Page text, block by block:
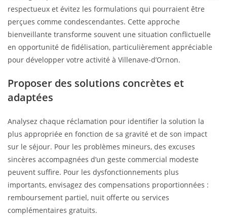
respectueux et évitez les formulations qui pourraient être
perçues comme condescendantes. Cette approche
bienveillante transforme souvent une situation conflictuelle
en opportunité de fidélisation, particulièrement appréciable
pour développer votre activité à Villenave-d’Ornon.
Proposer des solutions concrètes et
adaptées
Analysez chaque réclamation pour identifier la solution la
plus appropriée en fonction de sa gravité et de son impact
sur le séjour. Pour les problèmes mineurs, des excuses
sincères accompagnées d’un geste commercial modeste
peuvent suffire. Pour les dysfonctionnements plus
importants, envisagez des compensations proportionnées :
remboursement partiel, nuit offerte ou services
complémentaires gratuits.